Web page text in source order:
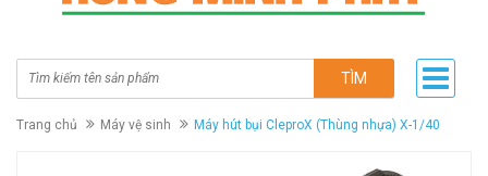
TÌM
Trang chủ Máy vệ sinh Máy hút bụi CleproX (Thùng nhựa) X-1/40